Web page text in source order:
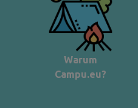
Warum
Campu.eu?